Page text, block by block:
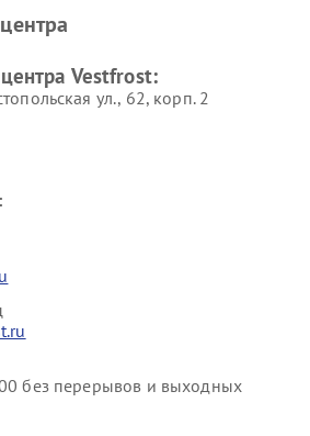
Vestfrost:
ул., 62, корп. 2
без перерывов и выходных